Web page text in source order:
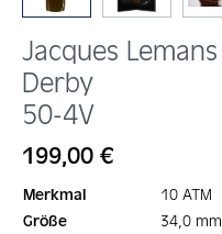
Jacques Lemans
Derby
50-4V
Regulärer Preis:
199,00 €
Merkmal
10 ATM
Größe
34,0 mm